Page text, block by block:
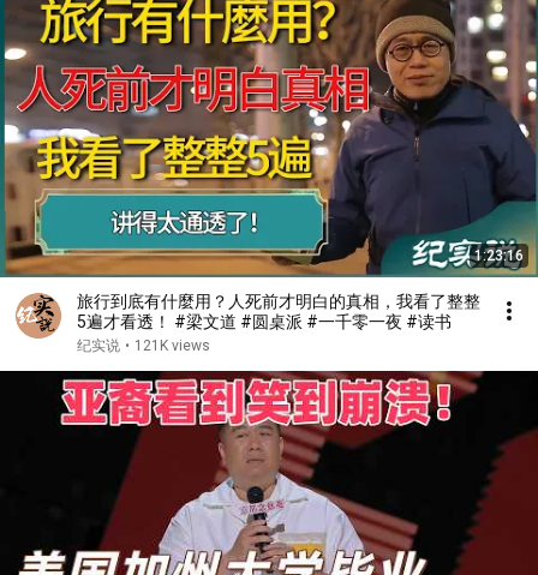
1:23:16
旅行到底有什麼用？人死前才明白的真相，我看了整整
5遍才看透！ #梁文道 #圆桌派 #一千零一夜 #读书
纪实说 • 121K views